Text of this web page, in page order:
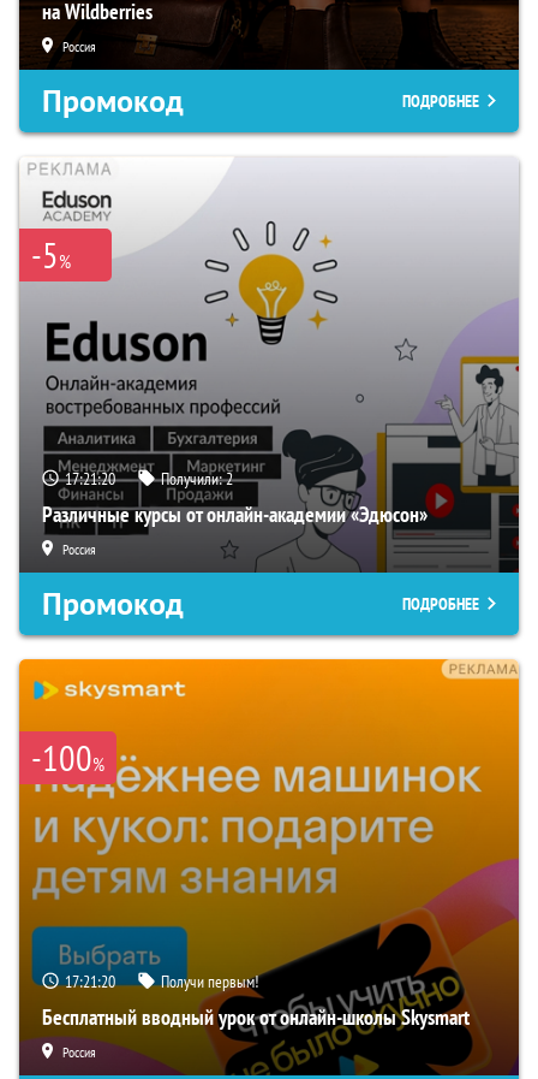
на Wildberries
Россия
Промокод ПОДРОБНЕЕ
-5%
17:21:19 Получили:2
Различные курсы от онлайн-академии «Эдюсон»
Россия
Промокод ПОДРОБНЕЕ
-100%
17:21:19 Получи первым!
Бесплатный вводный урок от онлайн-школы Skysmart
Россия